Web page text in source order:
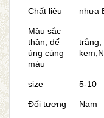
Chất liệu nhựa
Màu sắc
thân, đế
ủng cùng
màu
trắng,
size 5-10
Đối tượng Nam